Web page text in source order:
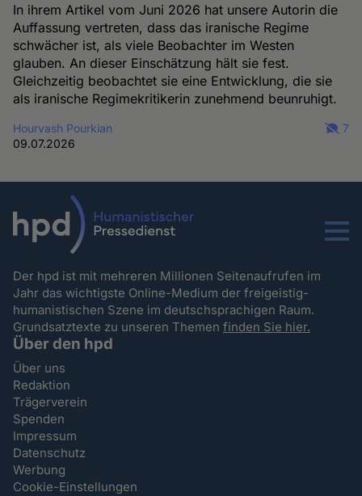
In ihrem Artikel vom Juni 2026 hat unsere Autorin die
Auffassung vertreten, dass das iranische Regime
schwächer ist, als viele Beobachter im Westen
glauben. An dieser Einschätzung hält sie fest.
Gleichzeitig beobachtet sie eine Entwicklung, die sie
als iranische Regimekritikerin zunehmend beunruhigt.
Hourvash Pourkian
09.07.2026
7
Menu
Der hpd ist mit mehreren Millionen Seitenaufrufen im
Jahr das wichtigste Online-Medium der freigeistig-
humanistischen Szene im deutschsprachigen Raum.
Grundsatztexte zu unseren Themenfinden Sie hier.
Über den hpd
Über uns
Redaktion
Trägerverein
Spenden
Impressum
Datenschutz
Werbung
Cookie-Einstellungen